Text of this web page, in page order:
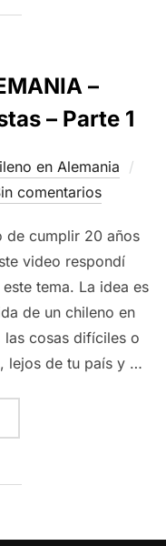
–
– Parte 1
en Alemania
comentarios
de cumplir 20 años
video respondí
tema. La idea es
de un chileno en
las cosas difíciles o
lejos de tu país y …
AÑOS EN ALEMANIA –